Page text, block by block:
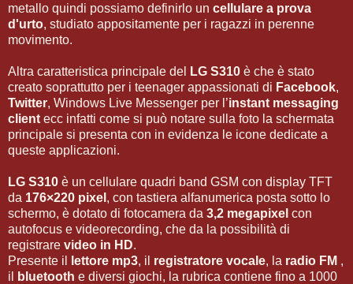
metallo quindi possiamo definirlo un cellulare a prova
d'urto, studiato appositamente per i ragazzi in perenne
movimento.
Altra caratteristica principale del LG S310 è che è stato
creato soprattutto per i teenager appassionati di Facebook,
Twitter, Windows Live Messenger per l’instant messaging
client ecc infatti come si può notare sulla foto la schermata
principale si presenta con in evidenza le icone dedicate a
queste applicazioni.
LG S310 è un cellulare quadri band GSM con display TFT
da 176×220 pixel , con tastiera alfanumerica posta sotto lo
schermo, è dotato di fotocamera da 3,2 megapixel con
autofocus e videorecording, che da la possibilità di
registrare video in HD.
Presente il
lettore mp3, il registratore vocale, la radio FM ,
il
bluetooth e diversi giochi, la rubrica contiene fino a 1000